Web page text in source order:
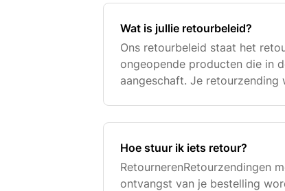
Wat is jullie retourbeleid?
Ons retourbeleid staat het
ongeopende producten die in
aangeschaft. Je
Hoe stuur ik iets retour?
RetournerenRetourzendingen
ontvangst van je bestelling